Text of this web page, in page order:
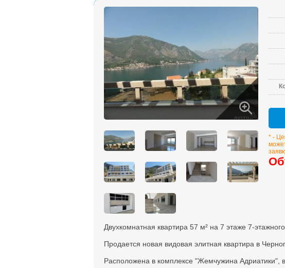
* -
Двухкомнатная квартира 57 м² на 7 этаже 7-
Продается новая видовая элитная квартира в
Расположена в комплексе "Жемчужина Адриатики",